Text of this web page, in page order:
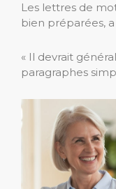
Les lettres de
bien préparées,
« Il devrait
paragraphes